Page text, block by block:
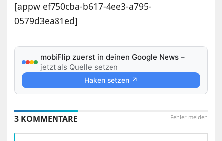
[appw ef750cba-b617-4ee3-a795-
0579d3ea81ed]
mobiFlip zuerst in deinen Google News –
jetzt als Quelle setzen
Haken setzen ↗
Fehler melden
3 KOMMENTARE